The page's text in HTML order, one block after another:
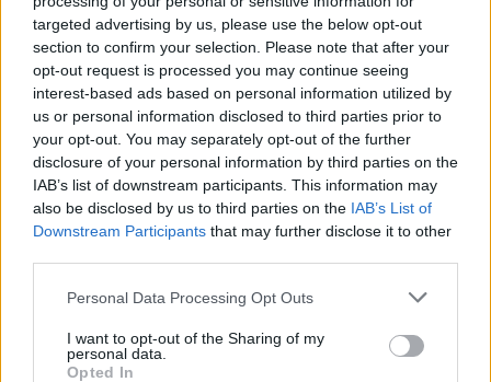
targeted advertising by us, please use the below opt-out
section to confirm your selection. Please note that after your
opt-out request is processed you may continue seeing
interest-based ads based on personal information utilized by
us or personal information disclosed to third parties prior to
your opt-out. You may separately opt-out of the further
disclosure of your personal information by third parties on the
IAB’s list of downstream participants. This information may
also be disclosed by us to third parties on the IAB’s List of
Downstream Participants that may further disclose it to other
Personal Data Processing Opt Outs
I want to opt-out of the Sharing of my
personal data.
Opted In
por pasiva, que no se puede permitir que haya actividad
relacionada con los hidrocarburos en lugares Patrimonio
de la Humanidad. Entonces, ¿a qué está jugando la
Diputación? Ya debería haber exigido claramente que se
paralicen todos estos permisos porque olivar e
hidrocarburos son incompatibles”, reclamó.
Villar aseguró también que no ha tenido contacto alguno
con la Junta durante la marcha. “La Administración solo
ha hecho público un comunicado mentiroso, porque habla
de que nunca se va a hacer fracking en el territorio
presentaron en julio, en un artículo dice que no habrá
fracking durante dos años en Andalucía y, en el siguiente,
señalan cuáles serían las condiciones para hacerlo. Es un